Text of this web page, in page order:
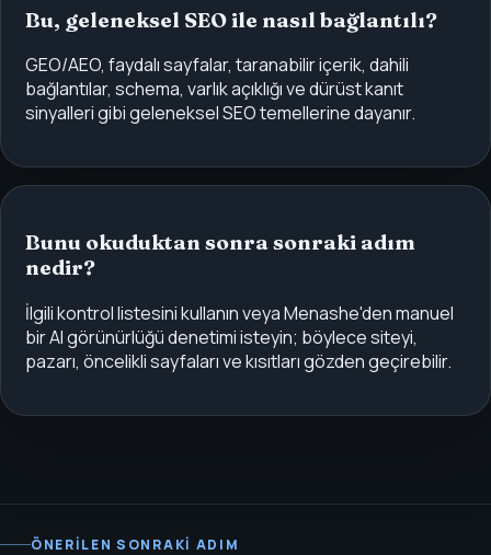
Bu, geleneksel SEO ile nasıl bağlantılı?
GEO/AEO, faydalı sayfalar, taranabilir içerik, dahili
bağlantılar, schema, varlık açıklığı ve dürüst kanıt
sinyalleri gibi geleneksel SEO temellerine dayanır.
Bunu okuduktan sonra sonraki adım
nedir?
İlgili kontrol listesini kullanın veya Menashe'den manuel
bir AI görünürlüğü denetimi isteyin; böylece siteyi,
pazarı, öncelikli sayfaları ve kısıtları gözden geçirebilir.
ÖNERILEN SONRAKI ADIM